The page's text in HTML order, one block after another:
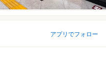
アプリでフォロー